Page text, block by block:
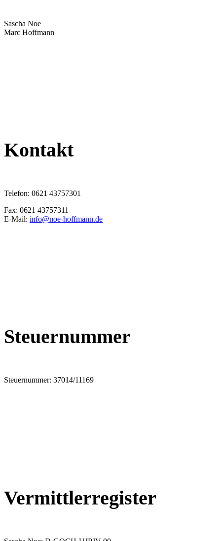
Sascha Noe
Marc Hoffmann
Kontakt
Telefon: 0621 43757301
Fax: 0621 43757311
E-Mail:info@noe-hoffmann.de
Steuernummer
Steuernummer: 37014/11169
Vermittlerregister